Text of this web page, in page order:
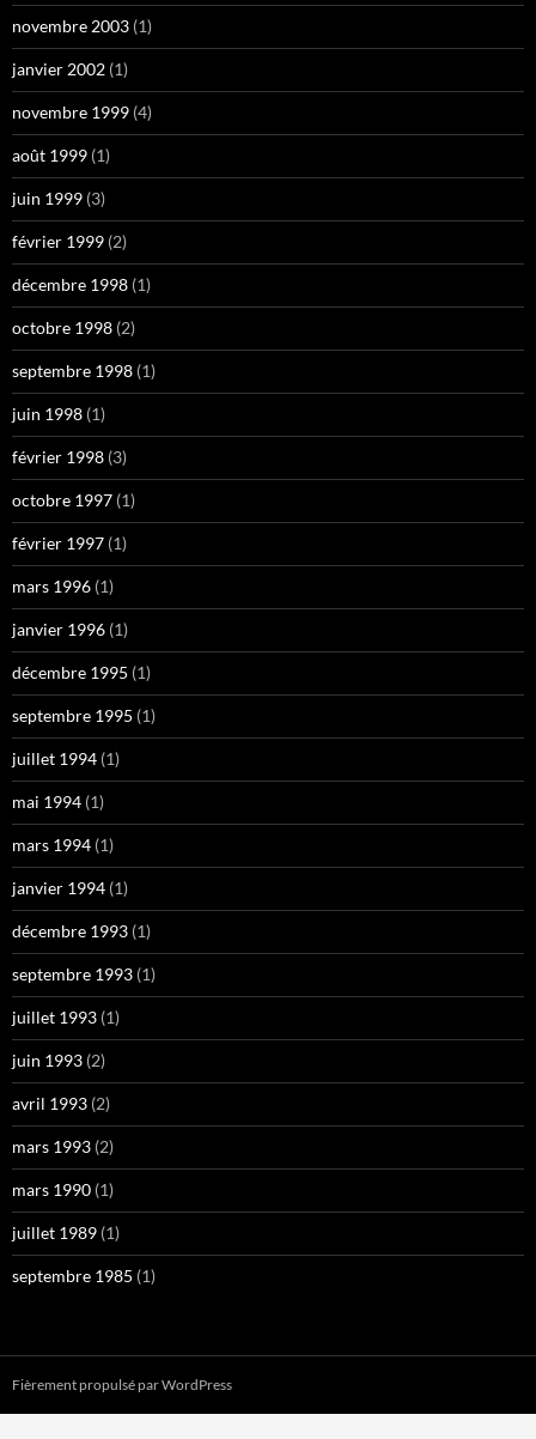
novembre 2003 (1)
janvier 2002 (1)
novembre 1999 (4)
août 1999 (1)
juin 1999 (3)
février 1999 (2)
décembre 1998 (1)
octobre 1998 (2)
septembre 1998 (1)
juin 1998 (1)
février 1998 (3)
octobre 1997 (1)
février 1997 (1)
mars 1996 (1)
janvier 1996 (1)
décembre 1995 (1)
septembre 1995 (1)
juillet 1994 (1)
mai 1994 (1)
mars 1994 (1)
janvier 1994 (1)
décembre 1993 (1)
septembre 1993 (1)
juillet 1993 (1)
juin 1993 (2)
avril 1993 (2)
mars 1993 (2)
mars 1990 (1)
juillet 1989 (1)
septembre 1985 (1)
Fièrement propulsé par WordPress